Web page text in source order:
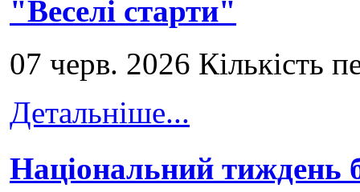
"Веселі старти"
07 черв. 2026 Кількість
Детальніше...
Національний тиждень